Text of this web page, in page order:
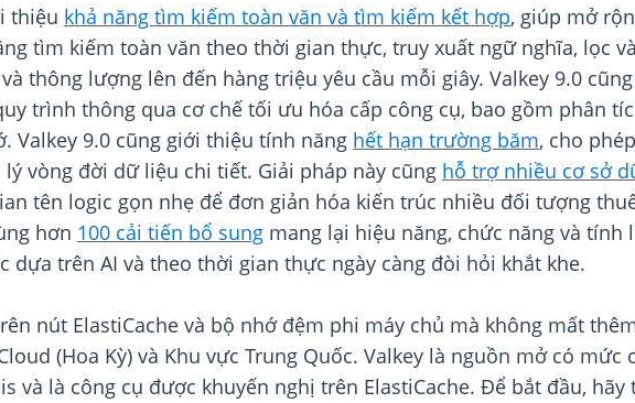
thiệu khả năng tìm kiếm toàn văn và tìm kiếm kết hợp, giúp mở
tìm kiếm toàn văn theo thời gian thực, truy xuất ngữ nghĩa, lọc
thông lượng lên đến hàng triệu yêu cầu mỗi giây. Valkey 9.0
trình thông qua cơ chế tối ưu hóa cấp công cụ, bao gồm phân
Valkey 9.0 cũng giới thiệu tính năng hết hạn trường băm, cho
vòng đời dữ liệu chi tiết. Giải pháp này cũng hỗ trợ nhiều cơ sở
tên logic gọn nhẹ để đơn giản hóa kiến trúc nhiều đối tượng
hơn 100 cải tiến bổ sung mang lại hiệu năng, chức năng và tính
trên AI và theo thời gian thực ngày càng đòi hỏi khắt khe.
nút ElastiCache và bộ nhớ đệm phi máy chủ mà không mất
(Hoa Kỳ) và Khu vực Trung Quốc. Valkey là nguồn mở có
và là công cụ được khuyến nghị trên ElastiCache. Để bắt đầu, hãy